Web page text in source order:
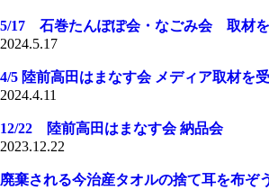
5/17 石巻たんぽぽ会・なごみ会 取材
2024.5.17
4/5 陸前高田はまなす会 メディア取材を
2024.4.11
12/22 陸前高田はまなす会 納品会
2023.12.22
廃棄される今治産タオルの捨て耳を布ぞ